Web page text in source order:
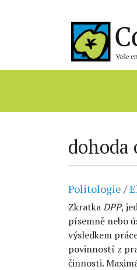
dohoda
Politologie /
ZkratkaDPP,
písemně nebo
výsledkem
povinností z
činnosti.